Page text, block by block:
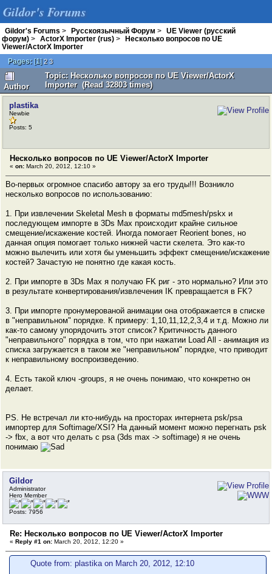
Gildor's Forums
Gildor's Forums > Русскоязычный Форум >
UE Viewer (русский
форум) > ActorX Importer (rus) >
Несколько вопросов по UE
Viewer/ActorX Importer
Pages: [1]2 3
Author
Topic: Несколько вопросов по UE Viewer/ActorX
Importer (Read 32803 times)
plastika
Newbie
Posts: 5
Несколько вопросов по UE Viewer/ActorX Importer
« on: March 20, 2012, 12:10 »
Во-первых огромное спасибо автору за его труды!!! Возникло
несколько вопросов по использованию:
1. При извлечении Skeletal Mesh в форматы md5mesh/pskx и
последующем импорте в 3Ds Max происходит крайне сильное
смещение/искажение костей. Иногда помогает Reorient bones, но
данная опция помогает только нижней части скелета. Это как-то
можно вылечить или хотя бы уменьшить эффект смещение/искажение
костей? Зачастую не понятно где какая кость.
2. При импорте в 3Ds Max я получаю FK риг - это нормально? Или это
в результате конвертирования/извлечения IK превращается в FK?
3. При импорте пронумерованой анимации она отображается в списке
в "неправильном" порядке. К примеру: 1,10,11,12,2,3,4 и т.д. Можно ли
как-то самому упорядочить этот список? Критичность данного
"неправильного" порядка в том, что при нажатии Load All - анимация из
списка загружается в таком же "неправильном" порядке, что приводит
к неправильному воспроизведению.
4. Есть такой ключ -groups, я не очень понимаю, что конкретно он
делает.
PS. Не встречал ли кто-нибудь на просторах интернета psk/psa
импортер для Softimage/XSI? На данный момент можно перегнать psk
-> fbx, а вот что делать с psa (3ds max -> softimage) я не очень
понимаю
Gildor
Administrator
Hero Member
Posts: 7956
Re: Несколько вопросов по UE Viewer/ActorX Importer
« Reply #1 on: March 20, 2012, 12:20 »
Quote from: plastika on March 20, 2012, 12:10